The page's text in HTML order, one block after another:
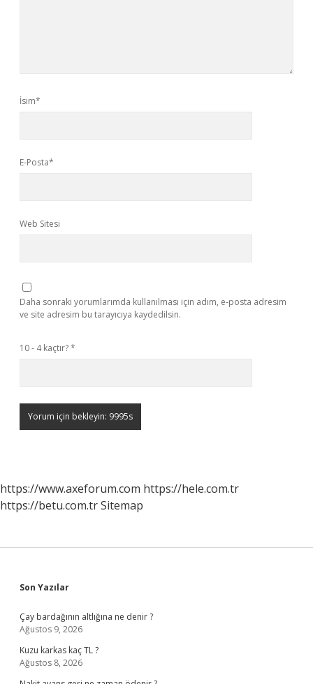
İsim*
E-Posta*
Web Sitesi
Daha sonraki yorumlarımda kullanılması için adım, e-posta adresim
ve site adresim bu tarayıcıya kaydedilsin.
10 - 4 kaçtır?*
https://www.axeforum.com https://hele.com.tr
https://betu.com.trSitemap
Sidebar
Son Yazılar
Çay bardağının altlığına ne denir ?
Ağustos 9, 2026
Kuzu karkas kaç TL ?
Ağustos 8, 2026